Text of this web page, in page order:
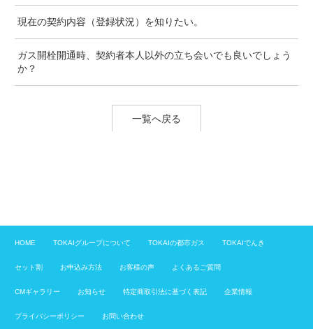
現在の契約内容（登録状況）を知りたい。
ガス開栓開通時、契約者本人以外の立ち会いでも良いでしょう
か？
一覧へ戻る
HOME TOKAIグループについて TOKAIの都市ガス TOKAIでんき
セット割 お申込み方法 お客様の声 よくあるご質問
CMギャラリー お知らせ 特定商取引法に基づく表記 企業情報
プライバシーポリシー お問い合わせ